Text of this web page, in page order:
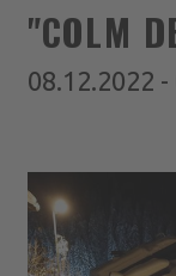
"COLM
08.12.2022